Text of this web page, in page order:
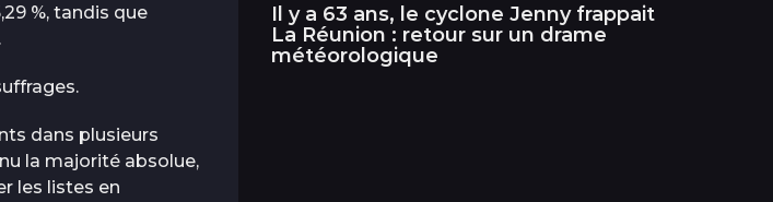
%, tandis que
dans plusieurs
la majorité absolue,
les listes en
Il y a 63 ans, le cyclone Jenny frappait
La Réunion : retour sur un drame
météorologique